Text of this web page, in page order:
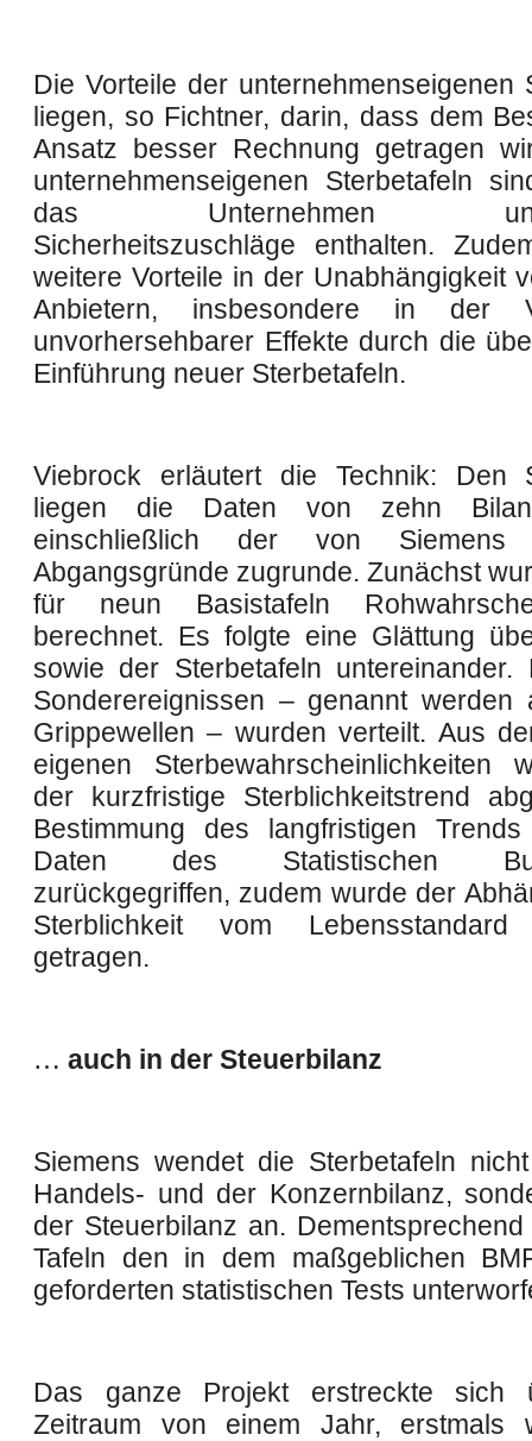
Die Vorteile der unternehmenseigenen
liegen, so Fichtner, darin, dass dem
Ansatz besser Rechnung getragen
unternehmenseigenen Sterbetafeln
das Unternehmen
Sicherheitszuschläge enthalten.
weitere Vorteile in der Unabhängigkeit
Anbietern, insbesondere in der
unvorhersehbarer Effekte durch die
Einführung neuer Sterbetafeln.
Viebrock erläutert die Technik: Den
liegen die Daten von zehn
einschließlich der von Siemens
Abgangsgründe zugrunde. Zunächst
für neun Basistafeln
berechnet. Es folgte eine Glättung
sowie der Sterbetafeln untereinander.
Sonderereignissen – genannt werden
Grippewellen – wurden verteilt. Aus
eigenen Sterbewahrscheinlichkeiten
der kurzfristige Sterblichkeitstrend
Bestimmung des langfristigen
Daten des Statistischen
zurückgegriffen, zudem wurde der
Sterblichkeit vom Lebensstandard
getragen.
… auch in der Steuerbilanz
Siemens wendet die Sterbetafeln
Handels- und der Konzernbilanz,
der Steuerbilanz an.
Tafeln den in dem maßgeblichen
geforderten statistischen Tests
Das ganze Projekt erstreckte sich
Zeitraum von einem Jahr, erstmals